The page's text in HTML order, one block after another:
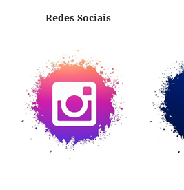
Redes Sociais